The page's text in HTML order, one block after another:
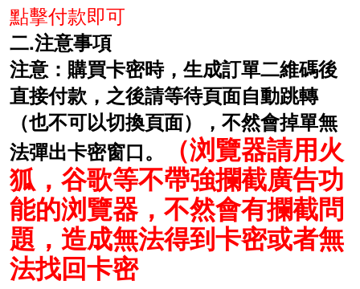
點擊付款即可
二.注意事項
注意：購買卡密時，生成訂單二維碼後
直接付款，之後請等待頁面自動跳轉
（也不可以切換頁面），不然會掉單無
法彈出卡密窗口。
（浏覽器請用火
狐，谷歌等不帶強攔截廣告功
能的浏覽器，不然會有攔截問
題，造成無法得到卡密或者無
法找回卡密